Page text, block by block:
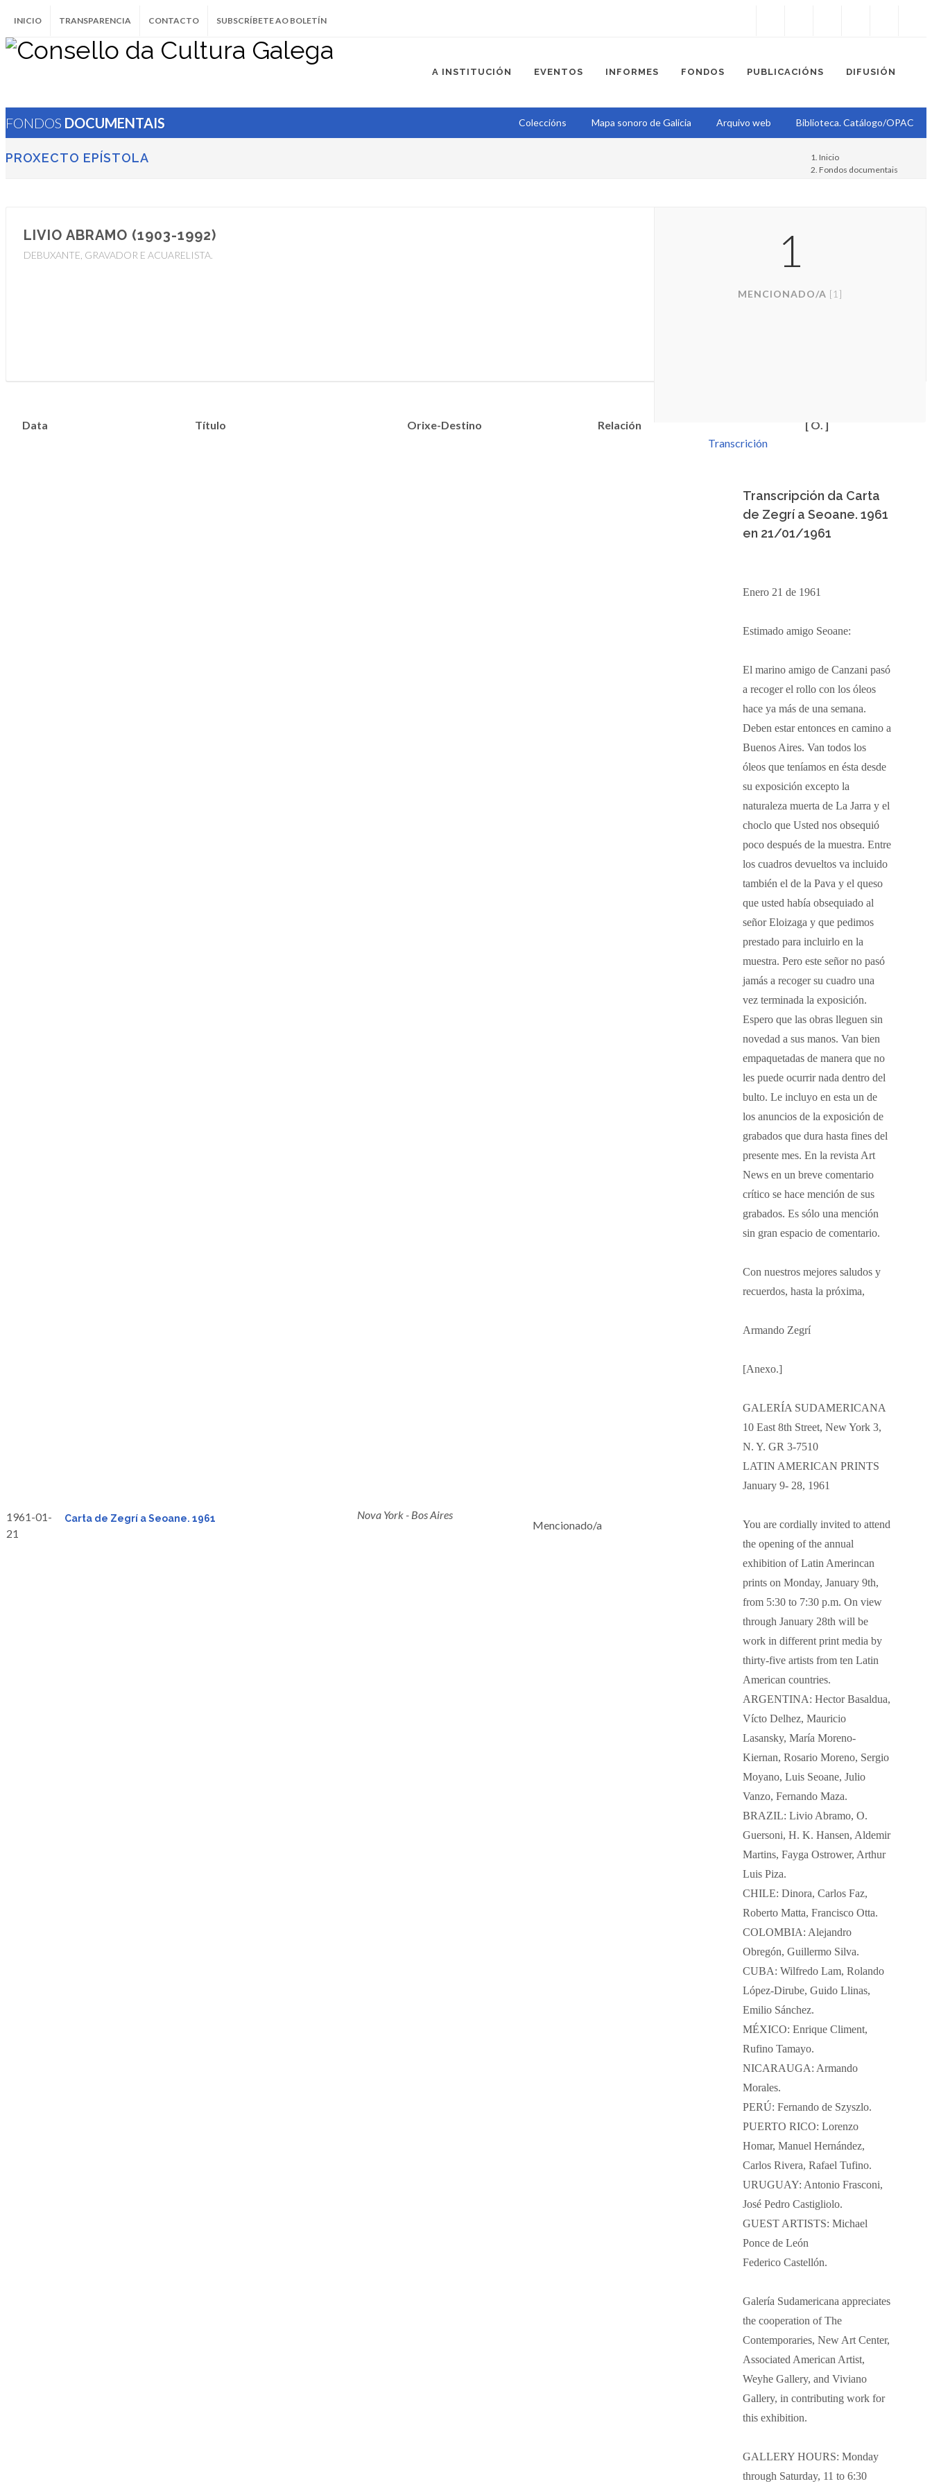
INICIO TRANSPARENCIA CONTACTO SUBSCRÍBETE AO BOLETÍN
A INSTITUCIÓN EVENTOS INFORMES FONDOS PUBLICACIÓNS DIFUSIÓN
FONDOS DOCUMENTAIS Coleccións Mapa sonoro de Galicia Arquivo web Biblioteca. Catálogo/OPAC
PROXECTO EPÍSTOLA
Inicio
Fondos documentais
LIVIO ABRAMO (1903-1992)
DEBUXANTE, GRAVADOR E ACUARELISTA. 1
MENCIONADO/A [1]
Data Título Orixe-Destino Relación [ O. ]
1961-01-
21
Carta de Zegrí a Seoane. 1961 Nova York - Bos Aires
Mencionado/a
Transcrición
Transcripción da Carta
de Zegrí a Seoane. 1961
en 21/01/1961
Enero 21 de 1961
Estimado amigo Seoane:
El marino amigo de Canzani pasó
a recoger el rollo con los óleos
hace ya más de una semana.
Deben estar entonces en camino a
Buenos Aires. Van todos los
óleos que teníamos en ésta desde
su exposición excepto la
naturaleza muerta de La Jarra y el
choclo que Usted nos obsequió
poco después de la muestra. Entre
los cuadros devueltos va incluido
también el de la Pava y el queso
que usted había obsequiado al
señor Eloizaga y que pedimos
prestado para incluirlo en la
muestra. Pero este señor no pasó
jamás a recoger su cuadro una
vez terminada la exposición.
Espero que las obras lleguen sin
novedad a sus manos. Van bien
empaquetadas de manera que no
les puede ocurrir nada dentro del
bulto. Le incluyo en esta un de
los anuncios de la exposición de
grabados que dura hasta fines del
presente mes. En la revista Art
News en un breve comentario
crítico se hace mención de sus
grabados. Es sólo una mención
sin gran espacio de comentario.
Con nuestros mejores saludos y
recuerdos, hasta la próxima,
Armando Zegrí
[Anexo.]
GALERÍA SUDAMERICANA
10 East 8th Street, New York 3,
N. Y. GR 3-7510
LATIN AMERICAN PRINTS
January 9- 28, 1961
You are cordially invited to attend
the opening of the annual
exhibition of Latin Amerincan
prints on Monday, January 9th,
from 5:30 to 7:30 p.m. On view
through January 28th will be
work in different print media by
thirty-five artists from ten Latin
American countries.
ARGENTINA: Hector Basaldua,
Vícto Delhez, Mauricio
Lasansky, María Moreno-
Kiernan, Rosario Moreno, Sergio
Moyano, Luis Seoane, Julio
Vanzo, Fernando Maza.
BRAZIL: Livio Abramo, O.
Guersoni, H. K. Hansen, Aldemir
Martins, Fayga Ostrower, Arthur
Luis Piza.
CHILE: Dinora, Carlos Faz,
Roberto Matta, Francisco Otta.
COLOMBIA: Alejandro
Obregón, Guillermo Silva.
CUBA: Wilfredo Lam, Rolando
López-Dirube, Guido Llinas,
Emilio Sánchez.
MÉXICO: Enrique Climent,
Rufino Tamayo.
NICARAUGA: Armando
Morales.
PERÚ: Fernando de Szyszlo.
PUERTO RICO: Lorenzo
Homar, Manuel Hernández,
Carlos Rivera, Rafael Tufino.
URUGUAY: Antonio Frasconi,
José Pedro Castigliolo.
GUEST ARTISTS: Michael
Ponce de León
Federico Castellón.
Galería Sudamericana appreciates
the cooperation of The
Contemporaries, New Art Center,
Associated American Artist,
Weyhe Gallery, and Viviano
Gallery, in contributing work for
this exhibition.
GALLERY HOURS: Monday
through Saturday, 11 to 6:30